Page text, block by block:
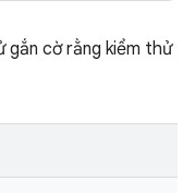
gắn cờ rằng kiểm thử